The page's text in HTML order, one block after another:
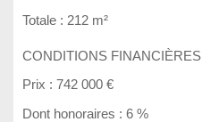
Totale : 212 m²
CONDITIONS FINANCIÈRES
Prix : 742 000 €
Dont honoraires : 6 %